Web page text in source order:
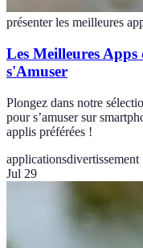
présenter les meilleures
Les Meilleures
s'Amuser
Plongez dans notre
pour s’amuser sur
applis préférées !
applicationsdivertissement
Jul 29